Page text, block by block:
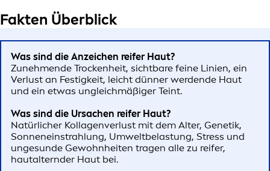
Fakten Überblick
Was sind die Anzeichen reifer Haut?
Zunehmende Trockenheit, sichtbare feine Linien, ein
Verlust an Festigkeit, leicht dünner werdende Haut
und ein etwas ungleichmäßiger Teint.
Was sind die Ursachen reifer Haut?
Natürlicher Kollagenverlust mit dem Alter, Genetik,
Sonneneinstrahlung, Umweltbelastung, Stress und
ungesunde Gewohnheiten tragen alle zu reifer,
hautalternder Haut bei.